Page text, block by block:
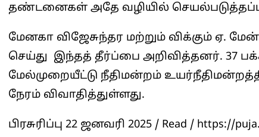
தண்டனைகள் அதே வழியில்
மேனகா விஜேசுந்தர மற்றும் விக்கும் ஏ.
செய்து இந்தத் தீர்ப்பை அறிவித்தனர்.
மேல்முறையீட்டு நீதிமன்றம்
நேரம் விவாதித்துள்ளது.
பிரசுரிப்பு 22 ஜனவரி 2025 / Read / https://